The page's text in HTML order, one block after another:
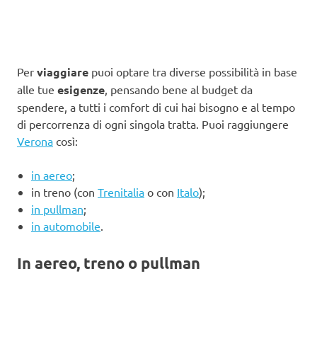
Per viaggiare puoi optare tra diverse possibilità in base
alle tue esigenze , pensando bene al budget da
spendere, a tutti i comfort di cui hai bisogno e al tempo
di percorrenza di ogni singola tratta. Puoi raggiungere
Verona così:
in aereo;
in treno (con Trenitalia o con Italo);
in pullman;
in automobile
In aereo, treno o pullman